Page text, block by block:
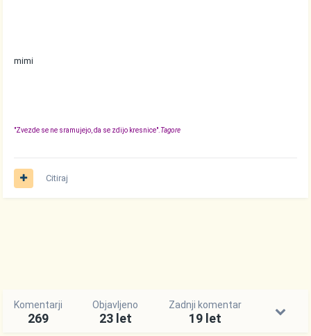
mimi
"Zvezde se ne sramujejo, da se zdijo kresnice". Tagore
Citiraj
Komentarji
269
Objavljeno
23 let
Zadnji komentar
19 let